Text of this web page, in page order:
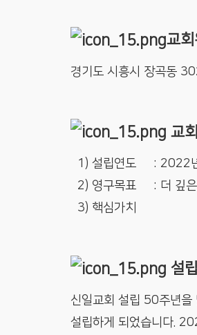
교회
경기도 시흥시 장곡동
교
1) 설립연도 : 2022
2) 영구목표 : 더 깊은
3) 핵심가치
설
신일교회 설립 50주년을
설립하게 되었습니다.